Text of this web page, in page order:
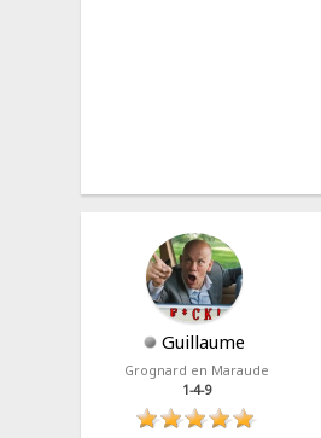
Guillaume
Grognard en Maraude
1-4-9